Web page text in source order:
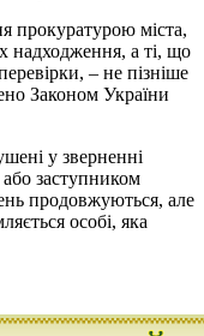
прокуратурою міста,
надходження, а ті, що
– не пізніше
Законом України
у зверненні
заступником
продовжуються, але
особі, яка